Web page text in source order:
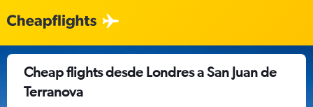
Cheap flights desde Londres a San Juan de
Terranova